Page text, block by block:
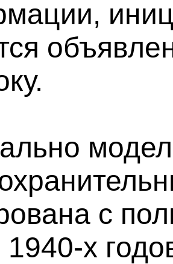
с
1940-х